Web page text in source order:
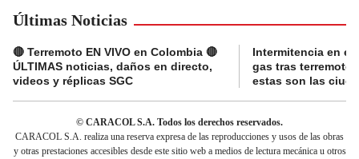
Últimas Noticias
🔴 Terremoto EN VIVO en Colombia 🔴
ÚLTIMAS noticias, daños en directo,
videos y réplicas SGC
Intermitencia en el
gas tras terremoto
estas son las
© CARACOL S.A. Todos los derechos reservados.
CARACOL S.A. realiza una reserva expresa de las reproducciones y usos de las obras
y otras prestaciones accesibles desde este sitio web a medios de lectura mecánica u otros